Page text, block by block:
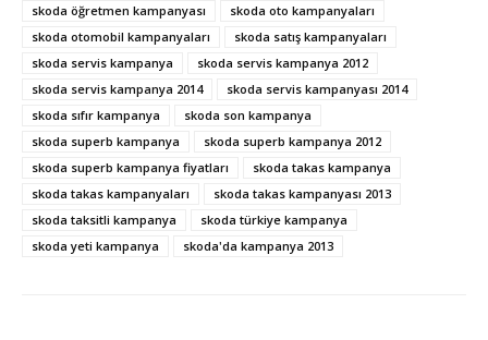
skoda öğretmen kampanyası
skoda oto kampanyaları
skoda otomobil kampanyaları
skoda satış kampanyaları
skoda servis kampanya
skoda servis kampanya 2012
skoda servis kampanya 2014
skoda servis kampanyası 2014
skoda sıfır kampanya
skoda son kampanya
skoda superb kampanya
skoda superb kampanya 2012
skoda superb kampanya fiyatları
skoda takas kampanya
skoda takas kampanyaları
skoda takas kampanyası 2013
skoda taksitli kampanya
skoda türkiye kampanya
skoda yeti kampanya
skoda'da kampanya 2013